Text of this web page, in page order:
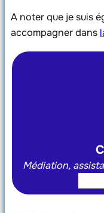
A noter que je suis
accompagner dans
Médiation,